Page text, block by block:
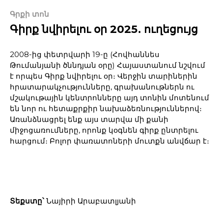
Գրքի տոն
Գիրք նվիրելու օր 2025․ ուղեցույց
2008-ից փետրվարի 19-ը (Հովհաննես
Թումանյանի ծննդյան օրը) Հայաստանում նշվում
է որպես Գիրք նվիրելու օր։ Վերջին տարիներին
հրատարակչությունները, գրախանութներն ու
մշակութային կենտրոնները այդ տոնին մոտենում
են նոր ու հետաքրքիր նախաձեռնություններով։
Առանձնացրել ենք այս տարվա մի քանի
միջոցառումները, որոնք կօգնեն գիրք ընտրելու
հարցում։ Բոլոր փառատոների մուտքն անվճար է։
Տեքստը՝Նայիրի Արաբատլյանի